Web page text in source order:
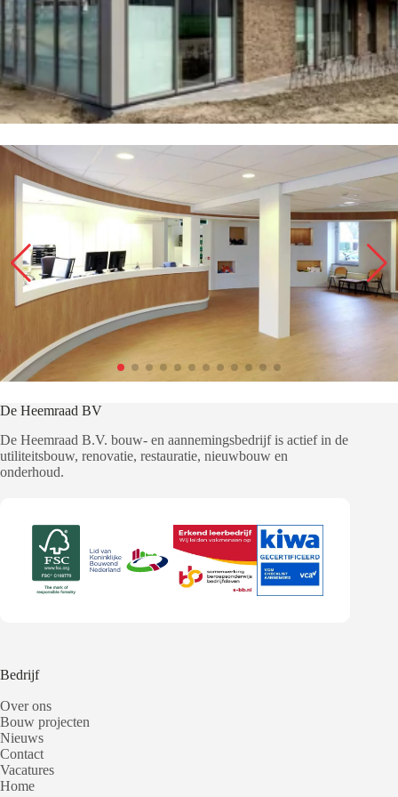
De Heemraad BV
De Heemraad B.V. bouw- en aannemingsbedrijf is actief in de
utiliteitsbouw, renovatie, restauratie, nieuwbouw en
onderhoud.
Bedrijf
Over ons
Bouw projecten
Nieuws
Contact
Vacatures
Home